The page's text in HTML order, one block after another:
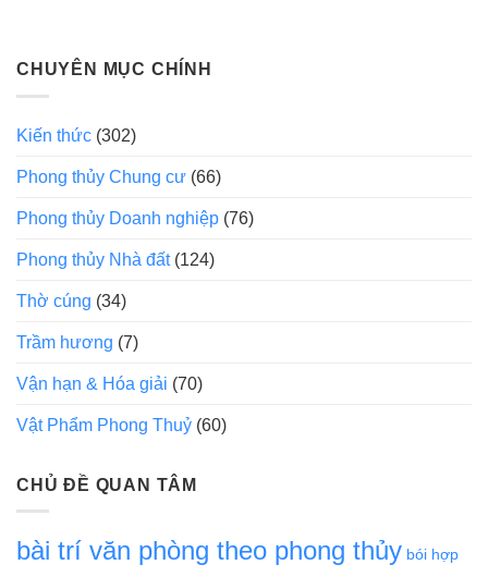
CHUYÊN MỤC CHÍNH
Kiến thức (302)
Phong thủy Chung cư (66)
Phong thủy Doanh nghiệp (76)
Phong thủy Nhà đất(124)
Thờ cúng (34)
Trầm hương (7)
Vận hạn & Hóa giải (70)
Vật Phẩm Phong Thuỷ (60)
CHỦ ĐỀ QUAN TÂM
bài trí văn phòng theo phong thủy bói hợp